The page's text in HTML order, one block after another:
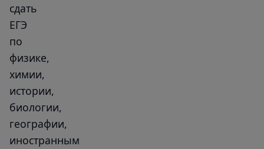
сдать
ЕГЭ
по
физике,
химии,
истории,
биологии,
географии,
иностранным